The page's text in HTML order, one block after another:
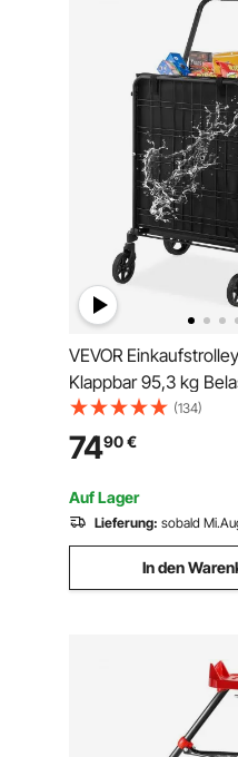
VEVOR
Klappbar 95,3 kg
Einkaufsroller
Multifunktional 600D-
Shoppingtrolley
Lebensmittel,
usw.
(134)
7490€
Auf Lager
Lieferung: sobald
In den